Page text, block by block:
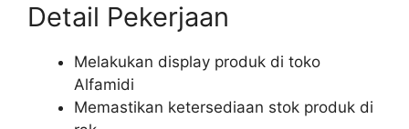
Detail Pekerjaan
Melakukan display produk di toko
Alfamidi
Memastikan ketersediaan stok produk di